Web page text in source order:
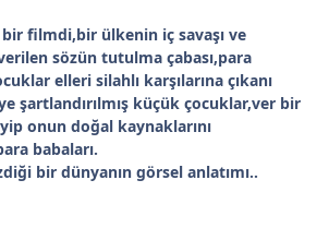
filmdi,bir ülkenin iç savaşı ve
sözün tutulma çabası,para
elleri silahlı karşılarına çıkanı
şartlandırılmış küçük çocuklar,ver bir
onun doğal kaynaklarını
babaları.
bir dünyanın görsel anlatımı..